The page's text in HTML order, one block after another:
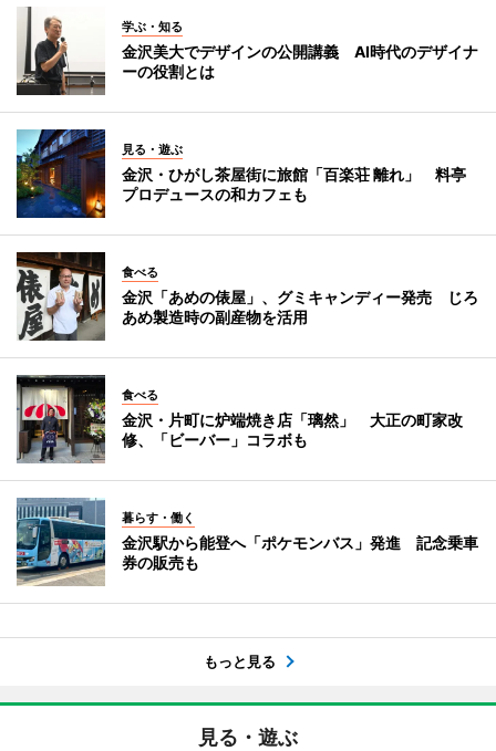
学ぶ・知る
金沢美大でデザインの公開講義 AI時代のデザイナ
ーの役割とは
見る・遊ぶ
金沢・ひがし茶屋街に旅館「百楽荘 離れ」 料亭
プロデュースの和カフェも
食べる
金沢「あめの俵屋」、グミキャンディー発売 じろ
あめ製造時の副産物を活用
食べる
金沢・片町に炉端焼き店「璃然」 大正の町家改
修、「ビーバー」コラボも
暮らす・働く
金沢駅から能登へ「ポケモンバス」発進 記念乗車
券の販売も
もっと見る
見る・遊ぶ